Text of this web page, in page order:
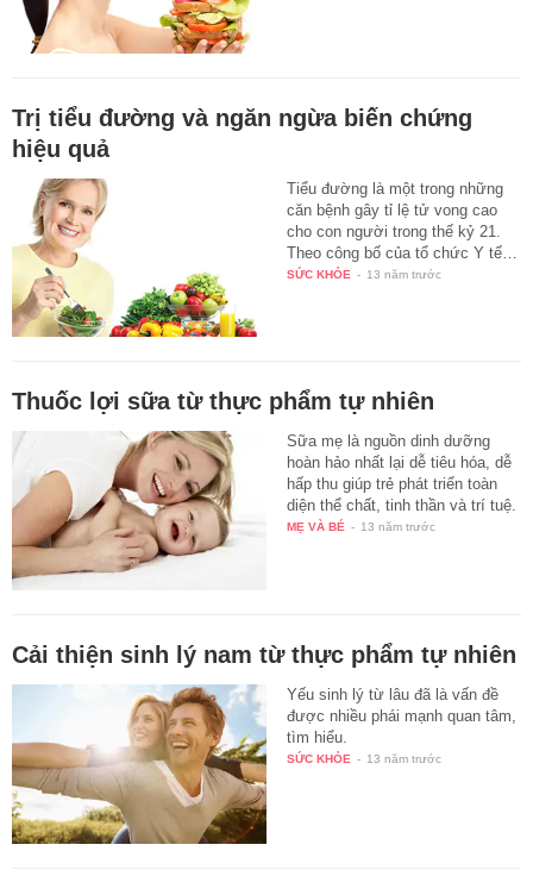
Trị tiểu đường và ngăn ngừa biến chứng
hiệu quả
Tiểu đường là một trong những
căn bệnh gây tỉ lệ tử vong cao
cho con người trong thế kỷ 21.
Theo công bố của tổ chức Y tế…
SỨC KHỎE - 13 năm trước
Thuốc lợi sữa từ thực phẩm tự nhiên
Sữa mẹ là nguồn dinh dưỡng
hoàn hảo nhất lại dễ tiêu hóa, dễ
hấp thu giúp trẻ phát triển toàn
diện thể chất, tinh thần và trí tuệ.
MẸ VÀ BÉ - 13 năm trước
Cải thiện sinh lý nam từ thực phẩm tự nhiên
Yếu sinh lý từ lâu đã là vấn đề
được nhiều phái mạnh quan tâm,
tìm hiểu.
SỨC KHỎE - 13 năm trước